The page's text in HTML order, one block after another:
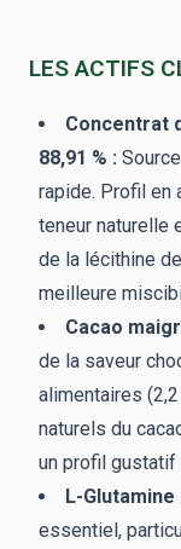
LES ACTIFS
Concentrat
88,91 % :
rapide. Profil en
teneur naturelle
de la lécithine
meilleure
Cacao
de la saveur
alimentaires
naturels du
un profil gustatif
L-Glutamine
essentiel,